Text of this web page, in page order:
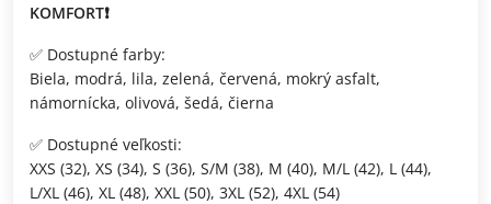
KOMFORT❗
✅ Dostupné farby:
Biela, modrá, lila, zelená, červená, mokrý asfalt,
námornícka, olivová, šedá, čierna
✅ Dostupné veľkosti:
XXS (32), XS (34), S (36), S/M (38), M (40), M/L (42), L (44),
L/XL (46), XL (48), XXL (50), 3XL (52), 4XL (54)